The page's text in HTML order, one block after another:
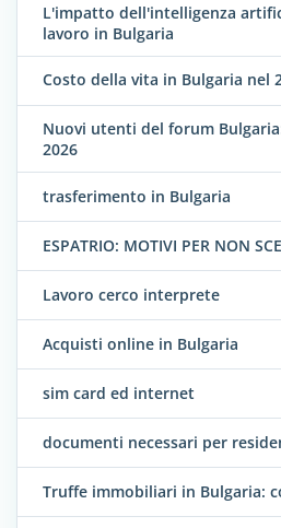
L'impatto dell'intelligenza
lavoro in Bulgaria
Costo della vita in Bulgaria nel
Nuovi utenti del forum
2026
trasferimento in Bulgaria
ESPATRIO: MOTIVI PER NON
Lavoro cerco interprete
Acquisti online in Bulgaria
sim card ed internet
documenti necessari per
Truffe immobiliari in Bulgaria: